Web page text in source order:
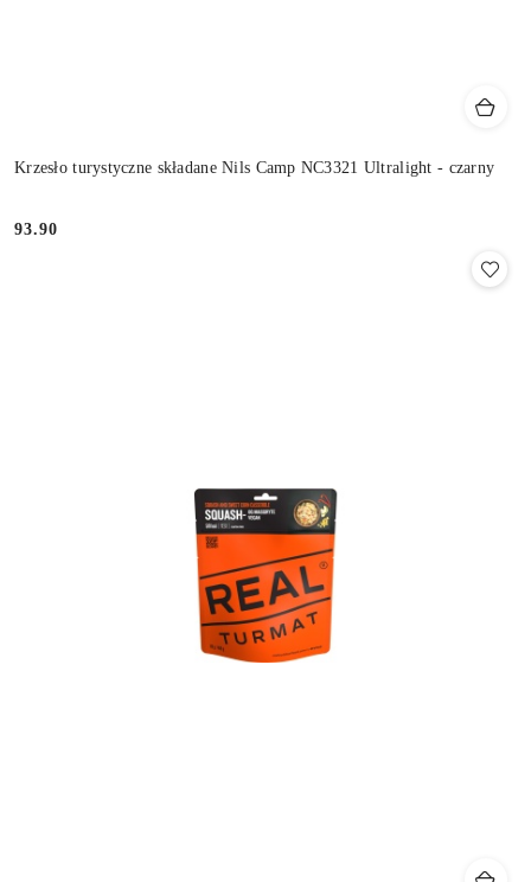
Krzesło turystyczne składane Nils Camp NC3321 Ultralight - czarny
Cena:
93.90